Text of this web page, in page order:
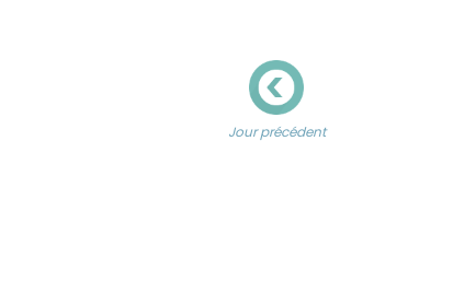
Jour précédent